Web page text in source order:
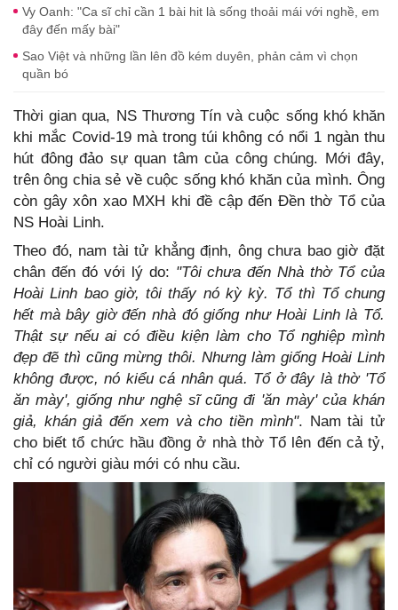
Vy Oanh: "Ca sĩ chỉ cần 1 bài hit là sống thoải mái với nghề, em
đây đến mấy bài"
Sao Việt và những lần lên đồ kém duyên, phản cảm vì chọn
quần bó
Thời gian qua, NS Thương Tín và cuộc sống khó khăn
khi mắc Covid-19 mà trong túi không có nổi 1 ngàn thu
hút đông đảo sự quan tâm của công chúng. Mới đây,
trên ông chia sẻ về cuộc sống khó khăn của mình. Ông
còn gây xôn xao MXH khi đề cập đến Đền thờ Tổ của
NS Hoài Linh.
Theo đó, nam tài tử khẳng định, ông chưa bao giờ đặt
chân đến đó với lý do: "Tôi chưa đến Nhà thờ Tổ của
Hoài Linh bao giờ, tôi thấy nó kỳ kỳ. Tổ thì Tổ chung
hết mà bây giờ đến nhà đó giống như Hoài Linh là Tổ.
Thật sự nếu ai có điều kiện làm cho Tổ nghiệp mình
đẹp đẽ thì cũng mừng thôi. Nhưng làm giống Hoài Linh
không được, nó kiểu cá nhân quá. Tổ ở đây là thờ 'Tổ
ăn mày', giống như nghệ sĩ cũng đi 'ăn mày' của khán
giả, khán giả đến xem và cho tiền mình". Nam tài tử
cho biết tổ chức hầu đồng ở nhà thờ Tổ lên đến cả tỷ,
chỉ có người giàu mới có nhu cầu.